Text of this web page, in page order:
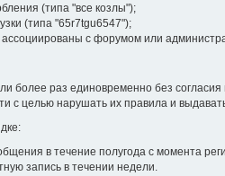
(типа "все козлы");
(типа "65r7tgu6547");
ассоциированы с форумом или
более раз единовременно без
с целью нарушать их правила и
в течение полугода с момента
запись в течении недели.